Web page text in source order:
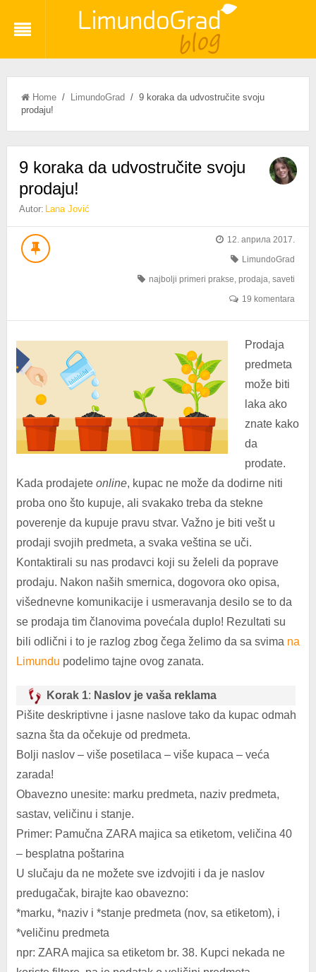
Home/ LimundoGrad / 9 koraka da udvostručite svoju
prodaju!
9 koraka da udvostručite svoju
prodaju!
Autor: Lana Jović
12. априла 2017.
LimundoGrad
najbolji primeri prakse,prodaja,saveti
19 komentara
Prodaja
predmeta
može biti
laka ako
znate kako
da
prodate.
Kada prodajete online, kupac ne može da dodirne niti
proba ono što kupuje, ali svakako treba da stekne
poverenje da kupuje pravu stvar. Važno je biti vešt u
prodaji svojih predmeta, a svaka veština se uči.
Kontaktirali su nas prodavci koji su želeli da poprave
prodaju. Nakon naših smernica, dogovora oko opisa,
višednevne komunikacije i usmeravanja desilo se to da
se prodaja tim članovima povećala duplo! Rezultati su
bili odlični i to je razlog zbog čega želimo da sa svima na
Limundu podelimo tajne ovog zanata.
Korak 1: Naslov je vaša reklama
Pišite deskriptivne i jasne naslove tako da kupac odmah
sazna šta da očekuje od predmeta.
Bolji naslov – više posetilaca – više kupaca – veća
zarada!
Obavezno unesite: marku predmeta, naziv predmeta,
sastav, veličinu i stanje.
Primer: Pamučna ZARA majica sa etiketom, veličina 40
– besplatna poštarina
U slučaju da ne možete sve izdvojiti i da je naslov
predugačak, birajte kao obavezno:
*marku, *naziv i *stanje predmeta (nov, sa etiketom), i
*veličinu predmeta
npr: ZARA majica sa etiketom br. 38. Kupci nekada ne